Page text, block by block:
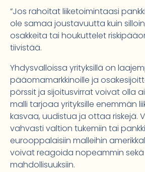
”Jos rahoitat liiketoimintaasi
ole samaa joustavuutta kuin
osakkeita tai houkuttelet
tiivistää.
Yhdysvalloissa yrityksillä on
pääomamarkkinoille ja
pörssit ja sijoitusvirrat voivat olla
malli tarjoaa yrityksille enemmän
kasvaa, uudistua ja ottaa riskejä.
vahvasti valtion tukemiin tai
eurooppalaisiin malleihin
voivat reagoida nopeammin
mahdollisuuksiin.